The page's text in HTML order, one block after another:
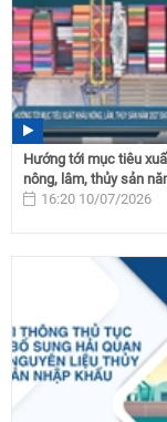
Hướng tới mục tiêu
nông, lâm, thủy sản
16:20 10/07/2026